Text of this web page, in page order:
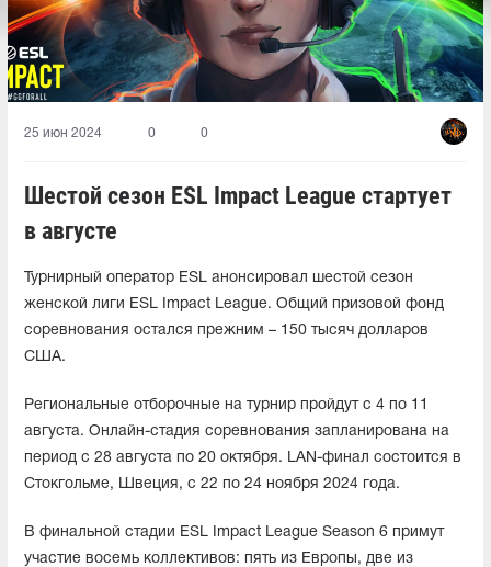
25 июн 2024 0 0
Шестой сезон ESL Impact League стартует
в августе
Турнирный оператор ESL анонсировал шестой сезон
женской лиги ESL Impact League. Общий призовой фонд
соревнования остался прежним – 150 тысяч долларов
США.
Региональные отборочные на турнир пройдут с 4 по 11
августа. Онлайн-стадия соревнования запланирована на
период с 28 августа по 20 октября. LAN-финал состоится в
Стокгольме, Швеция, с 22 по 24 ноября 2024 года.
В финальной стадии ESL Impact League Season 6 примут
участие восемь коллективов: пять из Европы, две из